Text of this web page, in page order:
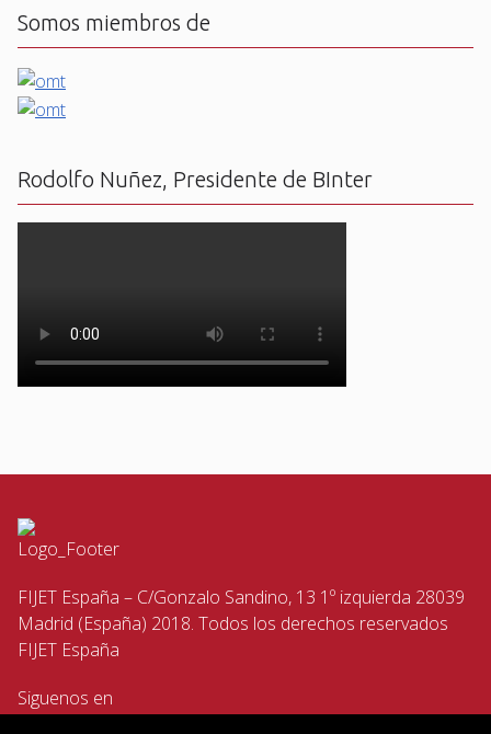
Somos miembros de
Rodolfo Nuñez, Presidente de BInter
FIJET España – C/Gonzalo Sandino, 13 1º izquierda 28039
Madrid (España) 2018. Todos los derechos reservados
FIJET España
Siguenos en